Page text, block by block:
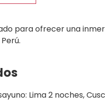
para ofrecer una
Lima 2 noches,